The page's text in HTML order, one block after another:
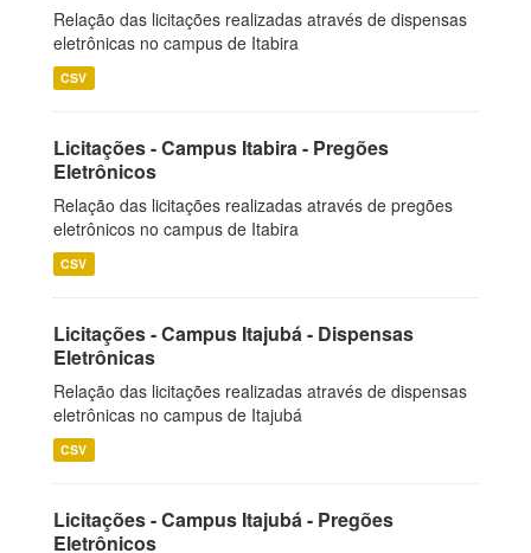
Relação das licitações realizadas através de dispensas
eletrônicas no campus de Itabira
CSV
Licitações - Campus Itabira - Pregões
Eletrônicos
Relação das licitações realizadas através de pregões
eletrônicos no campus de Itabira
CSV
Licitações - Campus Itajubá - Dispensas
Eletrônicas
Relação das licitações realizadas através de dispensas
eletrônicas no campus de Itajubá
CSV
Licitações - Campus Itajubá - Pregões
Eletrônicos